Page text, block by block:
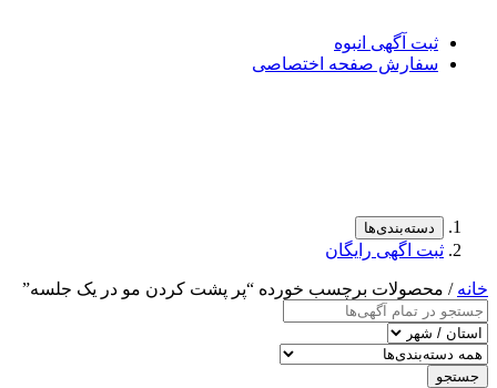
ثبت آگهی انبوه
سفارش صفحه اختصاصی
دسته‌بندی‌ها
ثبت اگهی رایگان
خانه / محصولات برچسب خورده “پر پشت کردن مو در یک جلسه”
جستجو